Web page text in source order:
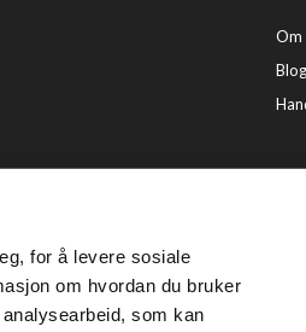
for å levere sosiale
om hvordan du bruker
som kan
Om
© Tendenz Hårpleie AS